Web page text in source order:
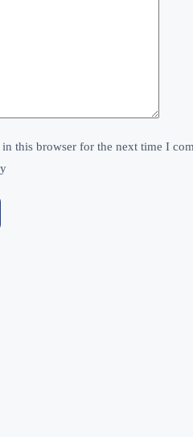
this browser for the next time I